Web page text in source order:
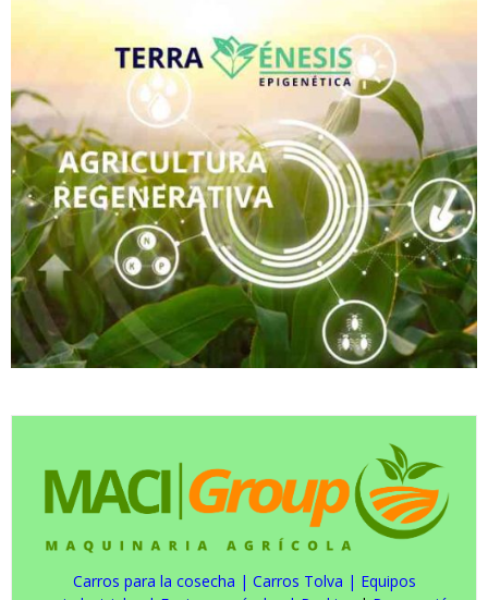
Carros para la cosecha | Carros Tolva | Equipos